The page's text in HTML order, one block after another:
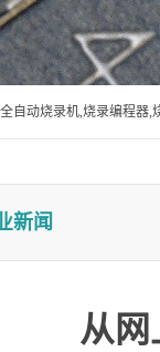
自动烧录机,烧录编程器,
新闻
从网